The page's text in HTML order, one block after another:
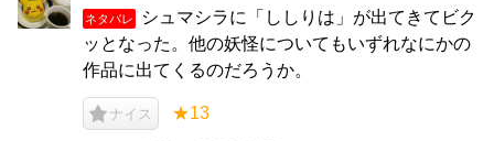
ネタバレ
シュマシラに「ししりは」が出てきてビク
ッとなった。他の妖怪についてもいずれなにかの
作品に出てくるのだろうか。
ナイス ★13